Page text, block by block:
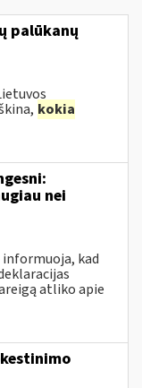
palūkanų
kokia
nei
informuoja, kad
atliko apie